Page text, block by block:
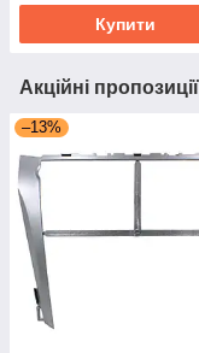
Купити
Акційні
–13%